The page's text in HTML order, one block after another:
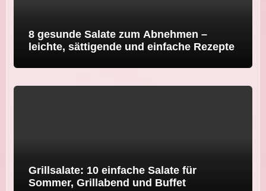
8 gesunde Salate zum Abnehmen –
leichte, sättigende und einfache Rezepte
Grillsalate: 10 einfache Salate für
Sommer, Grillabend und Buffet